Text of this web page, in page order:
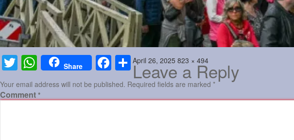
Twitter WhatsAppShare FacebookShare
Posted
April 26, 2025 Full
size
823 × 494
Leave a Reply
Your email address will not be published. Required fields are marked *
Comment *